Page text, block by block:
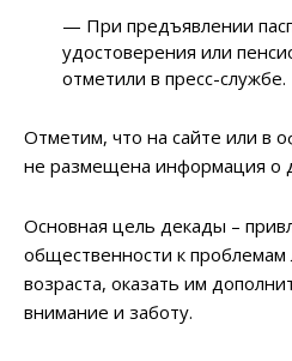
— При предъявлении
удостоверения или
отметили в пресс-службе.
Отметим, что на сайте или в
не размещена информация о
Основная цель декады –
общественности к
возраста, оказать им
внимание и заботу.